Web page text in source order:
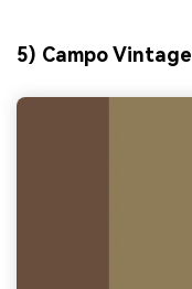
5) Campo Vintage